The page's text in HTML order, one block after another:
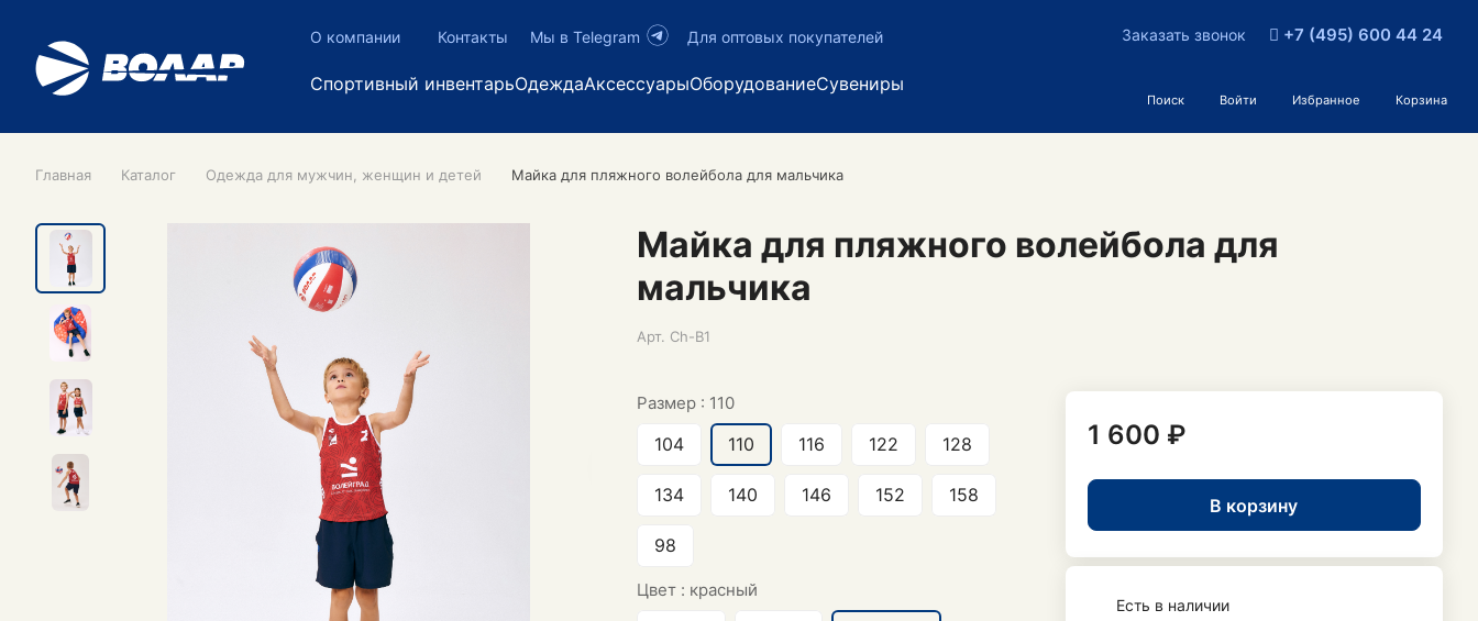
О компании Контакты Мы в Telegram Для оптовых покупателей
Спортивный инвентарьОдеждаАксессуарыОборудованиеСувениры
Заказать звонок +7 (495) 600 44 24
Поиск Войти Избранное Корзина
Главная Каталог Одежда для мужчин, женщин и детей Майка для пляжного волейбола для мальчика
Майка для пляжного волейбола для
мальчика
Арт. Ch-B1
Размер : 110
104 110 116 122 128
134 140 146 152 158
98
Цвет : красный
1 600 ₽
В корзину
Есть в наличии